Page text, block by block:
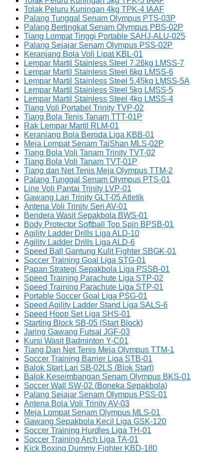
Tolak Peluru Kuningan 4kg TPK-4 IAAF
Palang Tunggal Senam Olympus PTS-03P
Palang Bertingkat Senam Olympus PBS-02P
Tiang Lompat Tinggi Portable SAHJ-ALU-025
Palang Sejajar Senam Olympus PSS-02P
Keranjang Bola Voli Lipat KBL-01
Lempar Martil Stainless Steel 7.26kg LMSS-7
Lempar Martil Stainless Steel 6kg LMSS-6
Lempar Martil Stainless Steel 5.45kg LMSS-5A
Lempar Martil Stainless Steel 5kg LMSS-5
Lempar Martil Stainless Steel 4kg LMSS-4
Tiang Voli Portabel Trinity TVP-02
Tiang Bola Tenis Tanam TTT-01P
Rak Lempar Martil RLM-01
Keranjang Bola Beroda Liga KBB-01
Meja Lompat Senam TaiShan MLS-02P
Tiang Bola Voli Tanam Trinity TVT-02
Tiang Bola Voli Tanam TVT-01P
Tiang dan Net Tenis Meja Olympus TTM-2
Palang Tunggal Senam Olympus PTS-01
Line Voli Pantai Trinity LVP-01
Gawang Lari Trinity GLT-05 Atletik
Antena Voli Trinity Seri AV-01
Bendera Wasit Sepakbola BWS-01
Body Protector Softball Top Spin BPSB-01
Agility Ladder Drills Liga ALD-10
Agility Ladder Drills Liga ALD-6
Speed Ball Gantung Kulit Fighter SBGK-01
Soccer Training Goal Liga STG-01
Papan Strategi Sepakbola Liga PSSB-01
Speed Training Parachute Liga STP-02
Speed Training Parachute Liga STP-01
Portable Soccer Goal Liga PSG-01
Speed Agility Ladder Stand Liga SALS-6
Speed Hoop Set Liga SHS-01
Starting Block SB-05 (Start Block)
Jaring Gawang Futsal JGF-03
Kursi Wasit Badminton Y-C01
Tiang Dan Net Tenis Meja Olympus TTM-1
Soccer Training Barrier Liga STB-01
Balok Start Lari SB-02LS (Blok Start)
Balok Keseimbangan Senam Olympus BKS-01
Soccer Wall SW-02 (Boneka Sepakbola)
Palang Sejajar Senam Olympus PSS-01
Antena Bola Voli Trinity AV-03
Meja Lompat Senam Olympus MLS-01
Gawang Sepakbola Kecil Liga GSK-120
Soccer Training Hurdles Liga TH-01
Soccer Training Arch Liga TA-01
Kick Boxing Dummy Fighter KBD-180